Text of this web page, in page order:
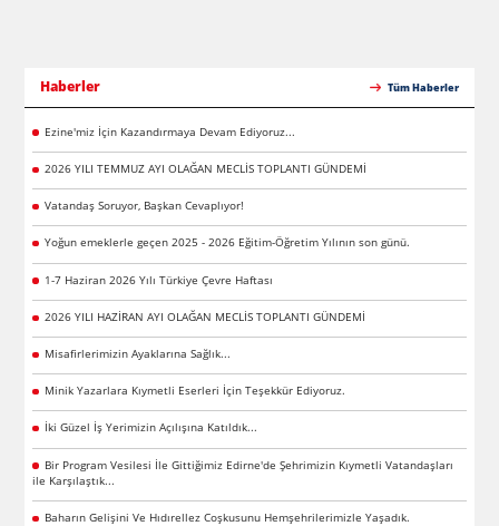
Haberler Tüm Haberler
Ezine'miz İçin Kazandırmaya Devam Ediyoruz...
2026 YILI TEMMUZ AYI OLAĞAN MECLİS TOPLANTI GÜNDEMİ
Vatandaş Soruyor, Başkan Cevaplıyor!
Yoğun emeklerle geçen 2025 - 2026 Eğitim-Öğretim Yılının son günü.
1-7 Haziran 2026 Yılı Türkiye Çevre Haftası
2026 YILI HAZİRAN AYI OLAĞAN MECLİS TOPLANTI GÜNDEMİ
Misafirlerimizin Ayaklarına Sağlık...
Minik Yazarlara Kıymetli Eserleri İçin Teşekkür Ediyoruz.
İki Güzel İş Yerimizin Açılışına Katıldık...
Bir Program Vesilesi İle Gittiğimiz Edirne'de Şehrimizin Kıymetli Vatandaşları
ile Karşılaştık...
Baharın Gelişini Ve Hıdırellez Coşkusunu Hemşehrilerimizle Yaşadık.